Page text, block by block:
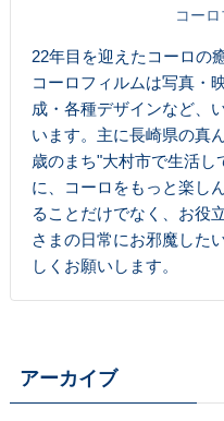
コー
22年目を迎えたコーロの
コーロフィルムは写真・
成・各種デザインなど、
います。主に長崎県の真
歳のまち"大村市で生活し
に、コーロをもっと楽し
ることだけでなく、お役
さまの日常にお邪魔した
しくお願いします。
アーカイブ